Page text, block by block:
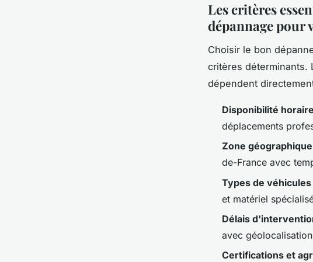
Les critères
dépannage pour
Choisir le bon
critères déterminants.
dépendent
Disponibilité horaire
déplacements
Zone
de-France avec
Types de véhicules
et matériel
Délais
avec
Certifications et